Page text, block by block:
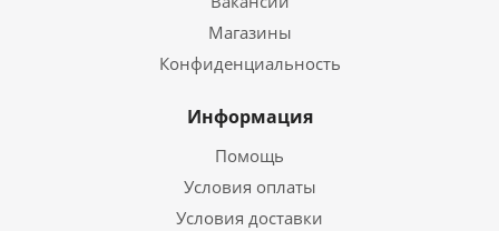
Магазины
Конфиденциальность
Информация
Помощь
Условия оплаты
Условия доставки